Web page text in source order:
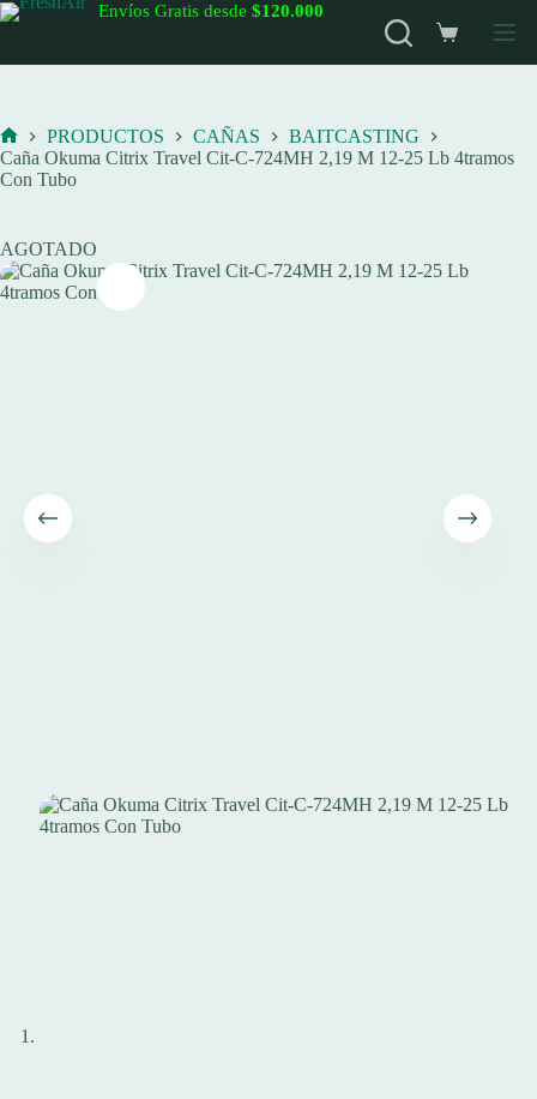
Saltar
Envíos Gratis desde $120.000
Carro
de
Inicio
PRODUCTOS CAÑAS
BAITCASTING
Caña Okuma Citrix Travel Cit-C-724MH 2,19 M 12-25 Lb 4tramos
Con Tubo
AGOTADO